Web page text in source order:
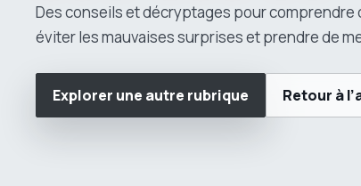
Des conseils et décryptages pour comprendre
éviter les mauvaises surprises et prendre de
Explorer une autre rubrique Retour à